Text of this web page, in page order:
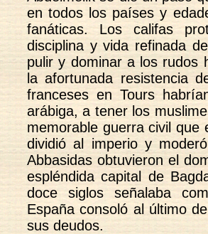
en todos los países y
fanáticas. Los califas
disciplina y vida refinada
pulir y dominar a los rudos
la afortunada resistencia
franceses en Tours
arábiga, a tener los
memorable guerra civil que
dividió al imperio y
Abbasidas obtuvieron el
espléndida capital de
doce siglos señalaba
España consoló al último
sus deudos.